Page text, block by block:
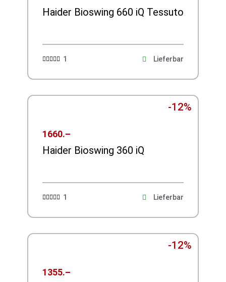
Haider Bioswing 660 iQ Tessuto
1
 Lieferbar
-12%
1660.–
Haider Bioswing 360 iQ
1
 Lieferbar
-12%
1355.–